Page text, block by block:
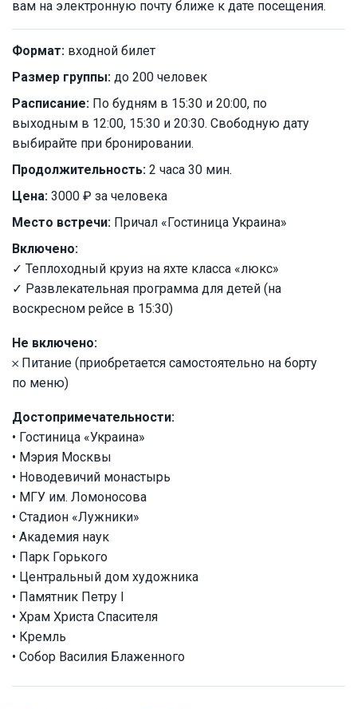
вам на электронную почту ближе к дате посещения.
Формат: входной билет
Размер группы: до 200 человек
Расписание: По будням в 15:30 и 20:00, по
выходным в 12:00, 15:30 и 20:30. Свободную дату
выбирайте при бронировании.
Продолжительность: 2 часа 30 мин.
Цена: 3000 ₽ за человека
Место встречи: Причал «Гостиница Украина»
Включено:
✓ Теплоходный круиз на яхте класса «люкс»
✓ Развлекательная программа для детей (на
воскресном рейсе в 15:30)
Не включено:
𐄂 Питание (приобретается самостоятельно на борту
по меню)
Достопримечательности:
• Гостиница «Украина»
• Мэрия Москвы
• Новодевичий монастырь
• МГУ им. Ломоносова
• Стадион «Лужники»
• Академия наук
• Парк Горького
• Центральный дом художника
• Памятник Петру I
• Храм Христа Спасителя
• Кремль
• Собор Василия Блаженного